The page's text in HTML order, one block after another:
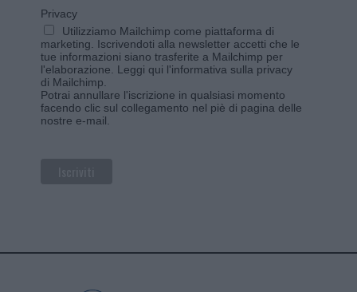
Privacy
Utilizziamo Mailchimp come piattaforma di
marketing. Iscrivendoti alla newsletter accetti che le
tue informazioni siano trasferite a Mailchimp per
l'elaborazione. Leggi qui l'informativa sulla privacy
di Mailchimp
Potrai annullare l'iscrizione in qualsiasi momento
facendo clic sul collegamento nel piè di pagina delle
nostre e-mail.